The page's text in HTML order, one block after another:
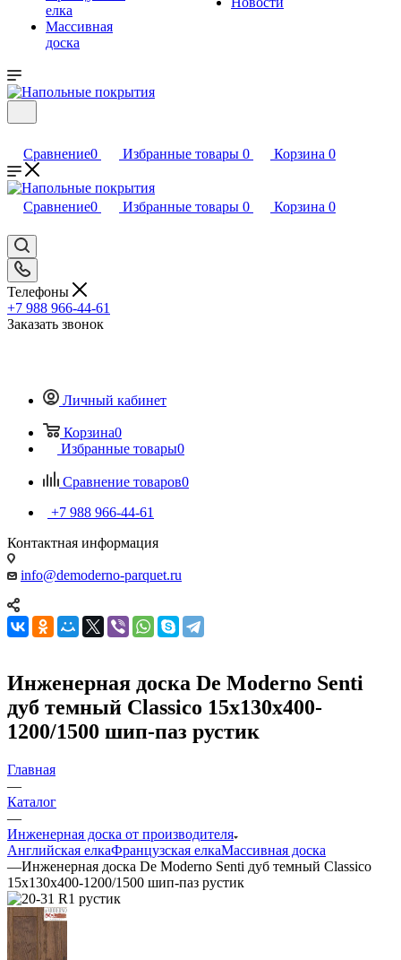
елка
Массивная
доска
Сравнение0 Избранные товары 0 Корзина 0
Сравнение0 Избранные товары 0 Корзина 0
Телефоны
+7 988 966-44-61
Заказать звонок
Личный кабинет
Корзина0
Избранные товары0
Сравнение товаров0
+7 988 966-44-61
Контактная информация
info@demoderno-parquet.ru
Инженерная доска De Moderno Senti
дуб темный Classico 15х130х400-
1200/1500 шип-паз рустик
Главная
—
Каталог
—
Инженерная доска от производителя
Английская елкаФранцузская елкаМассивная доска
—Инженерная доска De Moderno Senti дуб темный Classico
15х130х400-1200/1500 шип-паз рустик